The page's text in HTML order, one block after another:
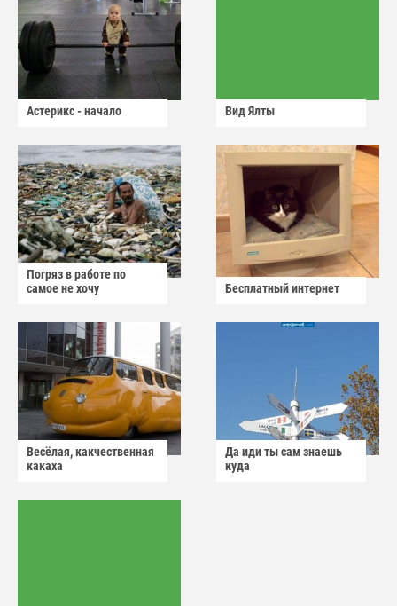
Астерикс - начало Вид Ялты
Погряз в работе по
самое не хочу
Бесплатный интернет
Весёлая, какчественная
какаха
Да иди ты сам знаешь
куда